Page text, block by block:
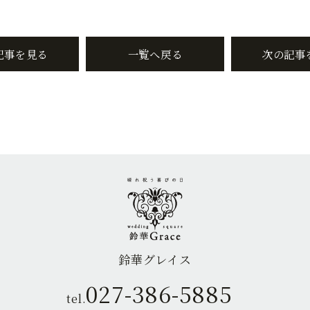
事を見る 一覧へ戻る 次の記事
鈴華グレイス
tel.027-386-5885